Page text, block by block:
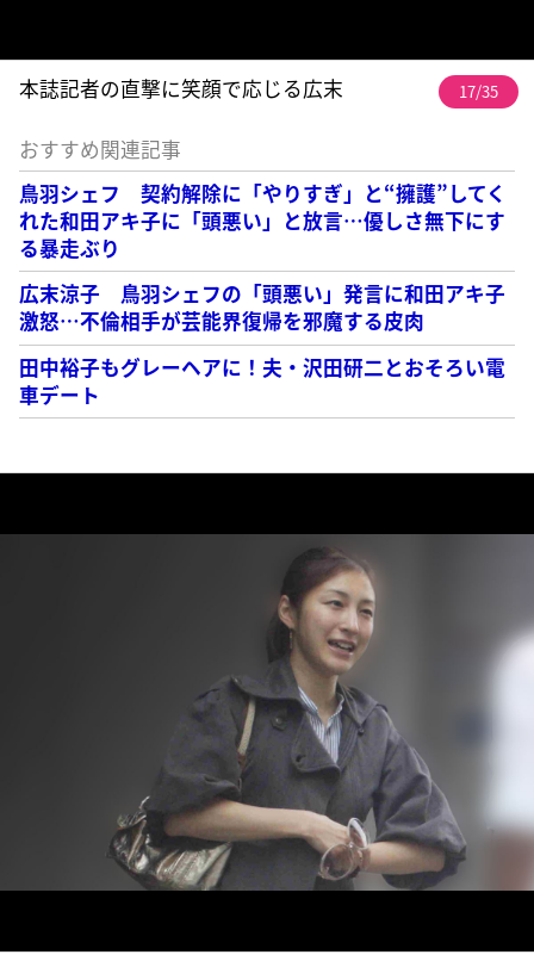
本誌記者の直撃に笑顔で応じる広末 17/35
おすすめ関連記事
鳥羽シェフ 契約解除に「やりすぎ」と“擁護”してく
れた和田アキ子に「頭悪い」と放言…優しさ無下にす
る暴走ぶり
広末涼子 鳥羽シェフの「頭悪い」発言に和田アキ子
激怒…不倫相手が芸能界復帰を邪魔する皮肉
田中裕子もグレーヘアに！夫・沢田研二とおそろい電
車デート